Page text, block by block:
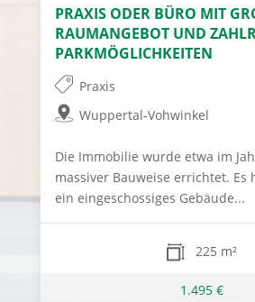
PRAXIS ODER BÜRO MIT
RAUMANGEBOT UND
PARKMÖGLICHKEITEN
Praxis
Wuppertal-Vohwinkel
Die Immobilie wurde etwa im
massiver Bauweise errichtet. Es
ein eingeschossiges Gebäude...
225 m²
1.495 €